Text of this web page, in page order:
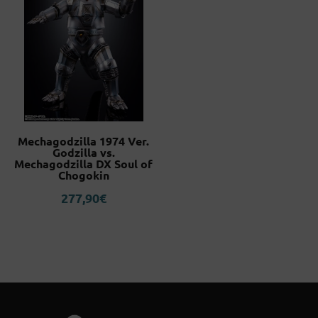
Mechagodzilla 1974 Ver.
Godzilla vs.
Mechagodzilla DX Soul of
Chogokin
277,90€